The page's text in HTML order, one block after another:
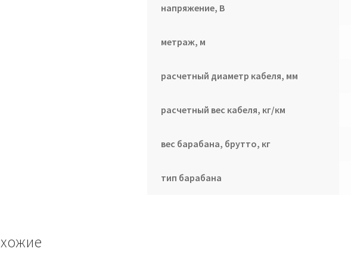
напряжение, В
метраж, м
расчетный диаметр кабеля, мм
расчетный вес кабеля, кг/км
вес барабана, брутто, кг
тип барабана